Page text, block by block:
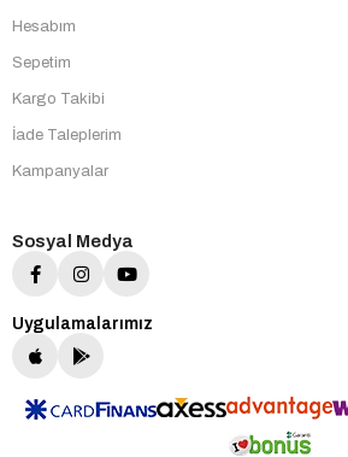
Hesabım
Sepetim
Kargo Takibi
İade Taleplerim
Kampanyalar
Sosyal Medya
Uygulamalarımız